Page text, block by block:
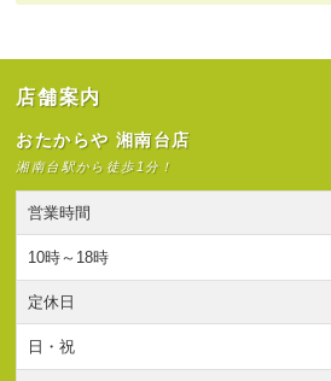
店舗案内
おたからや 湘南台店
湘南台駅から徒歩1分！
営業時間
10時～18時
定休日
日・祝